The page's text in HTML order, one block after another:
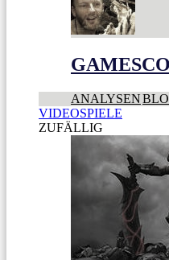
ANALYSEN
VIDEOSPIELE
ZUFÄLLIG